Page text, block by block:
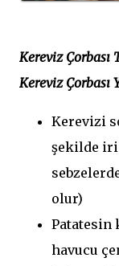
Kereviz Çorbası
Kereviz Çorbası
Kerevizi
şekilde iri
olur)
Patatesin
havucu